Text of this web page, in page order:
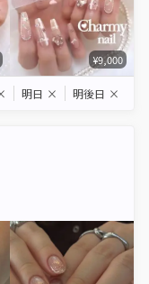
¥9,000
明日 × 明後日 ×